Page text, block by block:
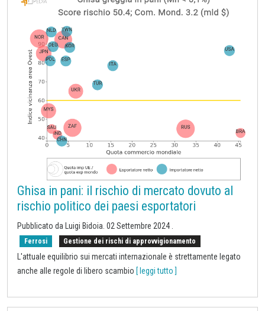
Ghisa in pani: il rischio di mercato dovuto al
rischio politico dei paesi esportatori
Pubblicato da Luigi Bidoia. 02 Settembre 2024
Ferrosi Gestione dei rischi di approvvigionamento
L'attuale equilibrio sui mercati internazionale è strettamente legato
anche alle regole di libero scambio [ leggi tutto ]